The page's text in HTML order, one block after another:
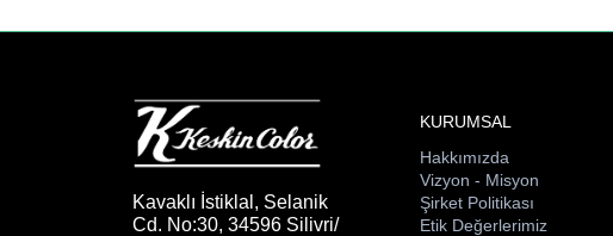
Kavaklı İstiklal, Selanik
Cd. No:30, 34596 Silivri/
KURUMSAL
Hakkımızda
Vizyon - Misyon
Şirket Politikası
Etik Değerlerimiz